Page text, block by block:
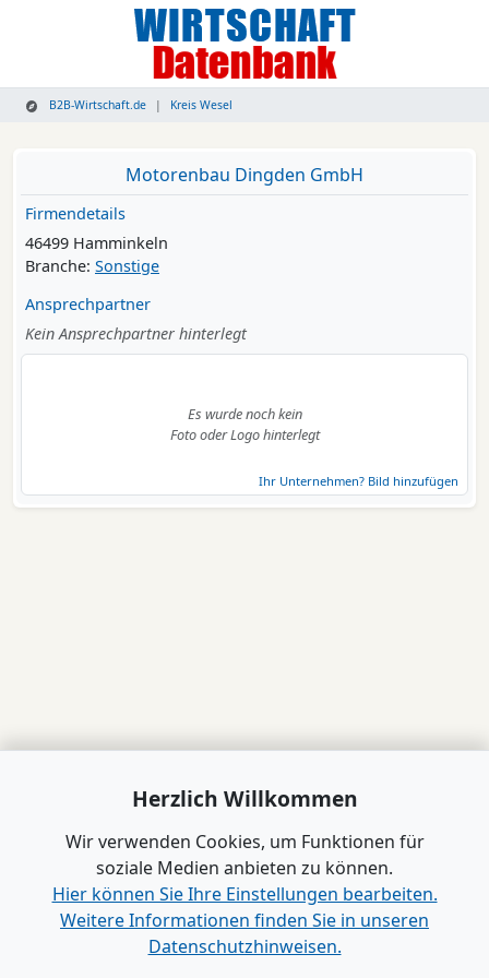
B2B-Wirtschaft.de Kreis Wesel
Motorenbau Dingden GmbH
Firmendetails
46499 Hamminkeln
Branche: Sonstige
Ansprechpartner
Kein Ansprechpartner hinterlegt
Es wurde noch kein
Foto oder Logo hinterlegt
Ihr Unternehmen? Bild hinzufügen
Herzlich Willkommen
Wir verwenden Cookies, um Funktionen für
soziale Medien anbieten zu können.
Hier können Sie Ihre Einstellungen bearbeiten.
Weitere Informationen finden Sie in unseren
Datenschutzhinweisen.